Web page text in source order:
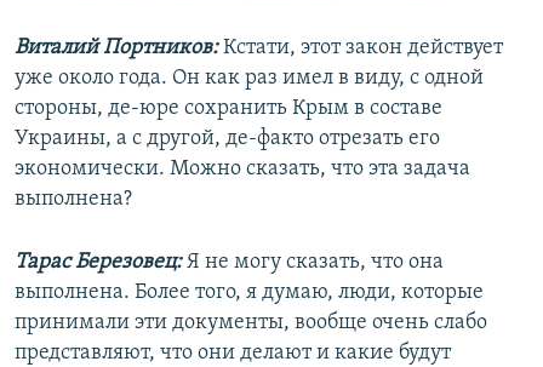
Виталий Портников:Кстати, этот закон действует
уже около года. Он как раз имел в виду, с одной
стороны, де-юре сохранить Крым в составе
Украины, а с другой, де-факто отрезать его
экономически. Можно сказать, что эта задача
выполнена?
Тарас Березовец:Я не могу сказать, что она
выполнена. Более того, я думаю, люди, которые
принимали эти документы, вообще очень слабо
представляют, что они делают и какие будут